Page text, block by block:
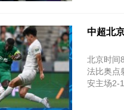
中超北
北京时间
法比奥点
安主场2-